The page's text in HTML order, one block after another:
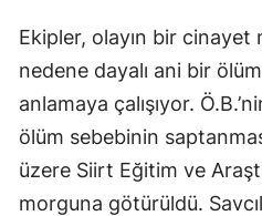
Ekipler, olayın bir
nedene dayalı ani bir
anlamaya çalışıyor.
ölüm sebebinin
üzere Siirt Eğitim ve
morguna götürüldü.